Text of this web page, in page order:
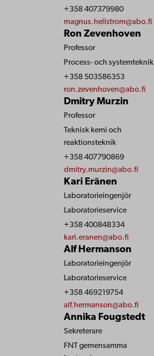
+358 407379980
magnus.hellstrom@abo.fi
Ron Zevenhoven
Professor
Process- och systemteknik
+358 503586353
ron.zevenhoven@abo.fi
Dmitry Murzin
Professor
Teknisk kemi och
reaktionsteknik
+358 407790869
dmitry.murzin@abo.fi
Kari Eränen
Laboratorieingenjör
Laboratorieservice
+358 400848334
kari.eranen@abo.fi
Alf Hermanson
Laboratorieingenjör
Laboratorieservice
+358 469219754
alf.hermanson@abo.fi
Annika Fougstedt
Sekreterare
FNT gemensamma